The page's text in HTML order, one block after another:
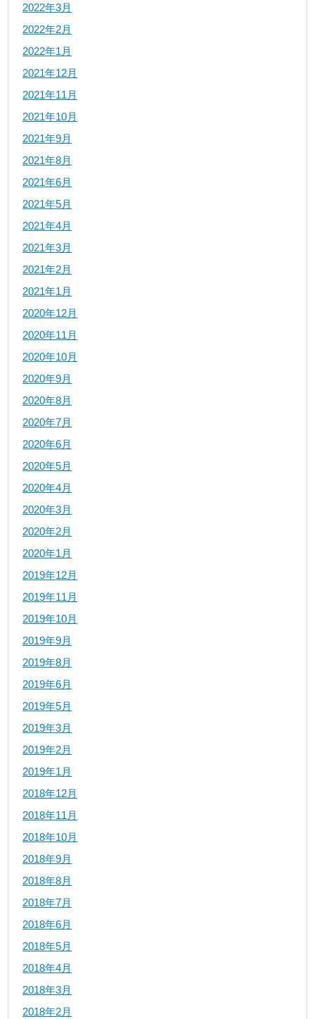
2022年3月
2022年2月
2022年1月
2021年12月
2021年11月
2021年10月
2021年9月
2021年8月
2021年6月
2021年5月
2021年4月
2021年3月
2021年2月
2021年1月
2020年12月
2020年11月
2020年10月
2020年9月
2020年8月
2020年7月
2020年6月
2020年5月
2020年4月
2020年3月
2020年2月
2020年1月
2019年12月
2019年11月
2019年10月
2019年9月
2019年8月
2019年6月
2019年5月
2019年3月
2019年2月
2019年1月
2018年12月
2018年11月
2018年10月
2018年9月
2018年8月
2018年7月
2018年6月
2018年5月
2018年4月
2018年3月
2018年2月